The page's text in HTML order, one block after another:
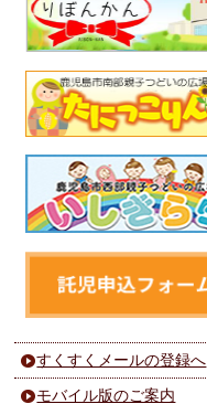
すくすくメールの登録へ
モバイル版のご案内